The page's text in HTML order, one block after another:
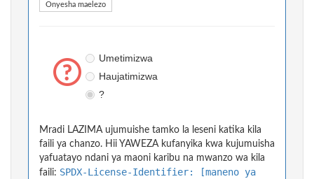
Onyesha maelezo
Umetimizwa
Haujatimizwa
?
Mradi LAZIMA ujumuishe tamko la leseni katika kila
faili ya chanzo. Hii YAWEZA kufanyika kwa kujumuisha
yafuatayo ndani ya maoni karibu na mwanzo wa kila
faili: SPDX-License-Identifier: [maneno ya